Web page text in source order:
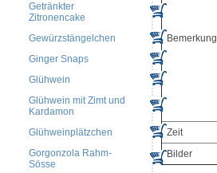
Getränkter
Zitronencake
Gewürzstängelchen
Ginger Snaps
Glühwein
Glühwein mit Zimt und
Kardamon
Glühweinplätzchen
Gorgonzola Rahm-
Sösse
Bemerkung
Zeit
Bilder